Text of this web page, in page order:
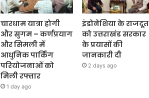
चारधाम यात्रा होगी
और सुगम – कर्णप्रयाग
और सिमली में
आधुनिक पार्किंग
परियोजनाओं को
मिली रफ्तार
1 day ago
इंडोनेशिया के राजदूत
को उत्तराखंड सरकार
के प्रयासों की
जानकारी दी
2 days ago